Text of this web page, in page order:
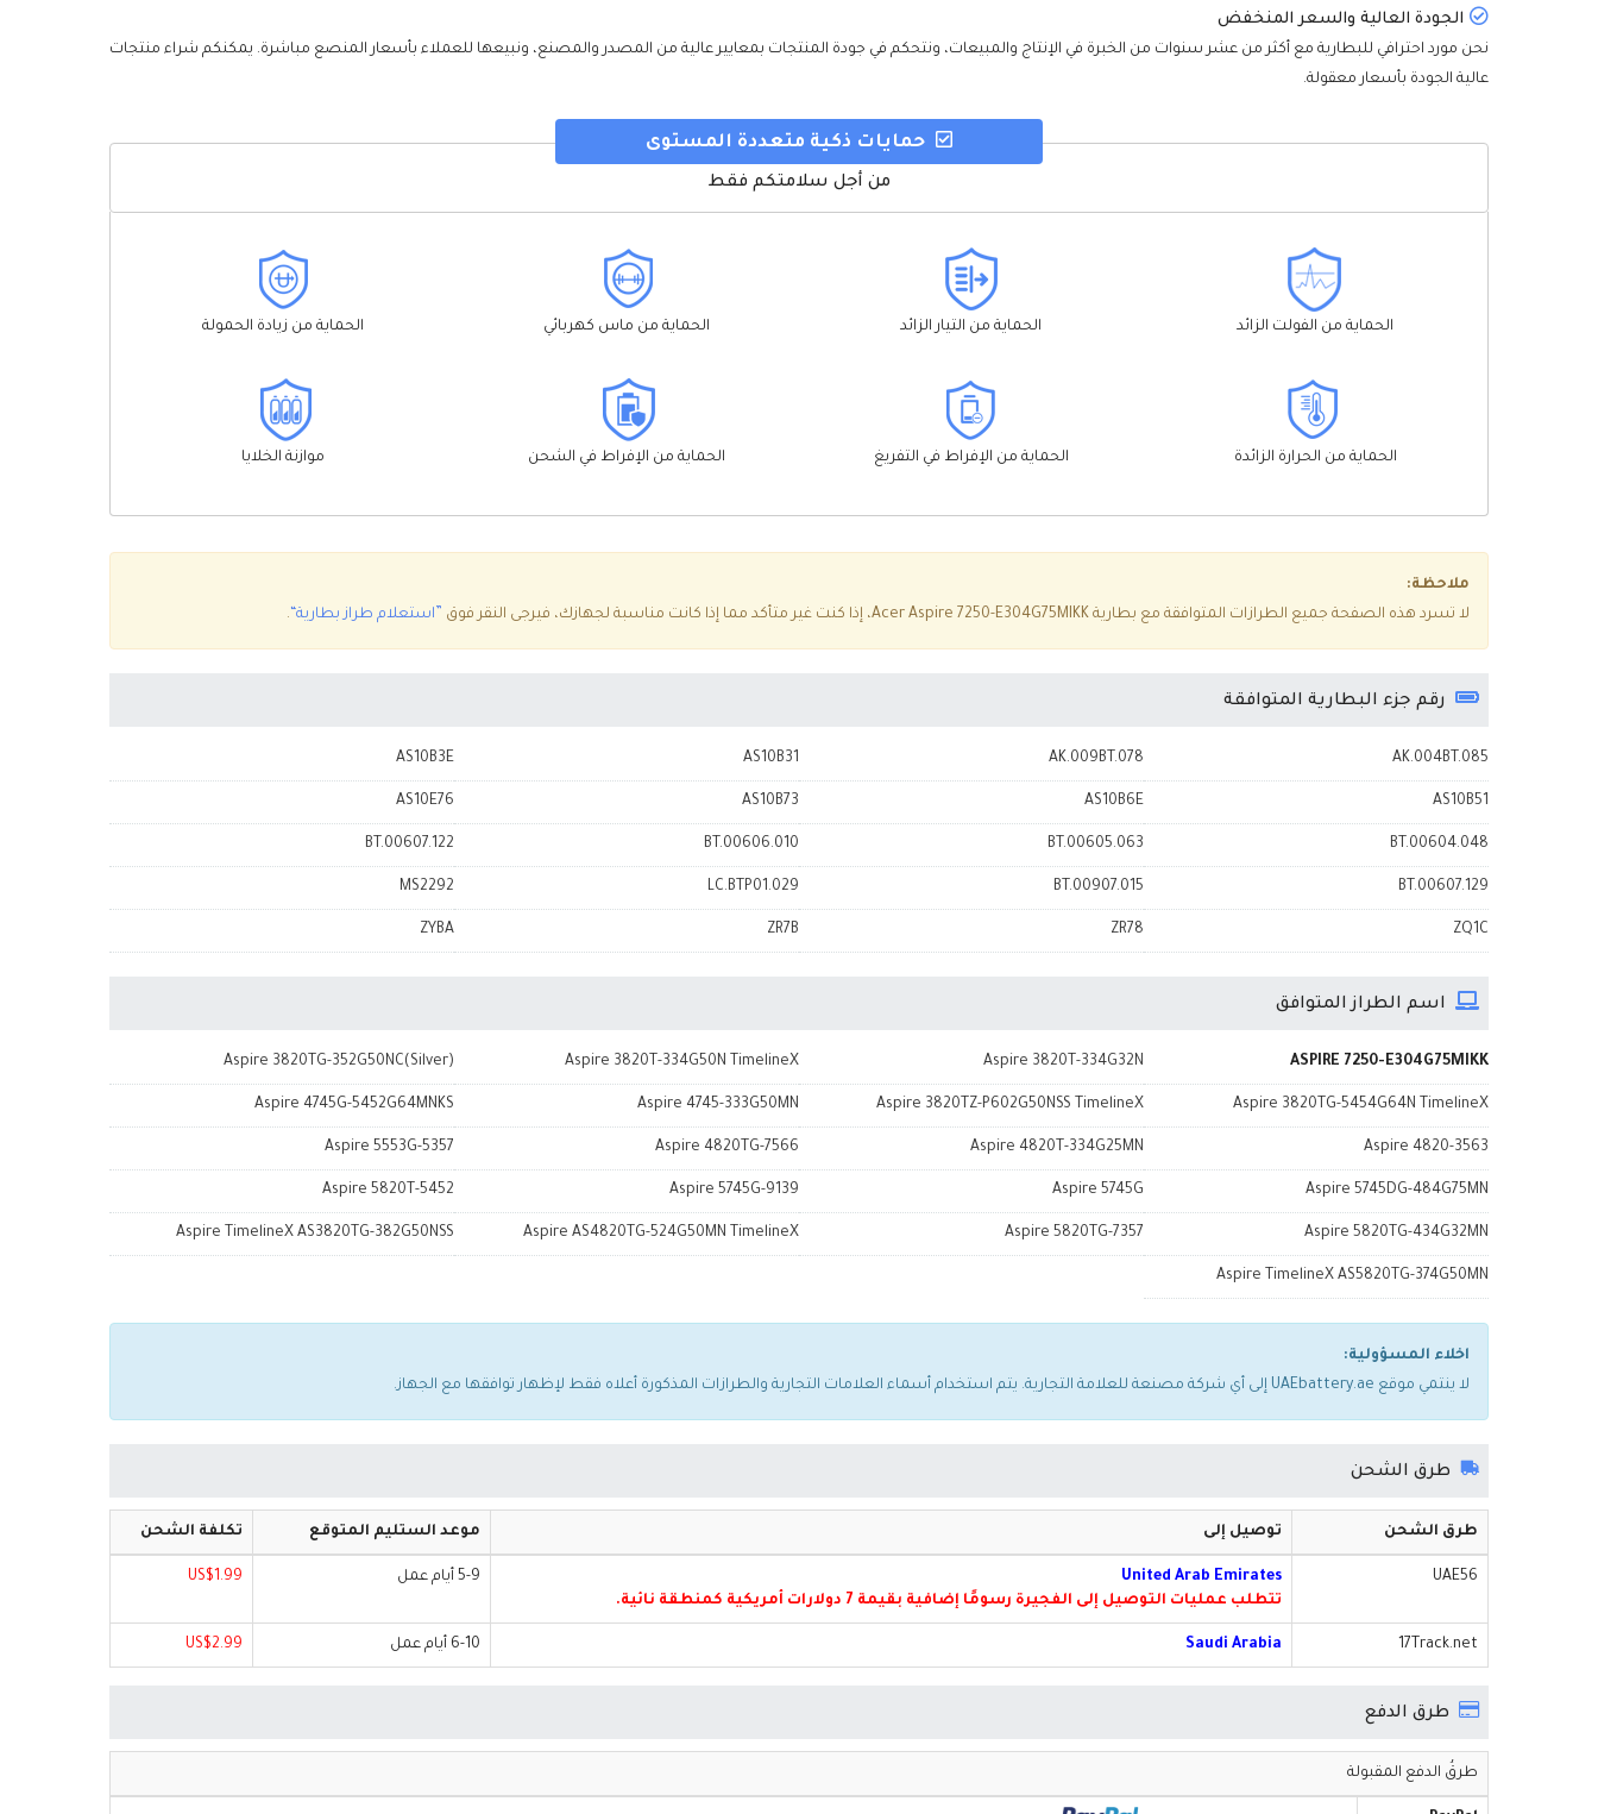
الجودة العالية والسعر المنخفض
نحن مورد احترافي للبطارية مع أكثر من عشر سنوات من الخبرة في الإنتاج والمبيعات، ونتحكم في جودة المنتجات بمعايير عالية من المصدر والمصنع، ونبيعها للعملاء بأسعار المنصع مباشرة. يمكنكم شراء منتجات
عالية الجودة بأسعار معقولة.
حمايات ذكية متعددة المستوى
من أجل سلامتكم فقط
الحماية من الفولت الزائد الحماية من التيار الزائد الحماية من ماس كهربائي الحماية من زيادة الحمولة
الحماية من الحرارة الزائدة الحماية من الإفراط في التفريغ الحماية من الإفراط في الشحن موازنة الخلايا
ملاحظة:
لا تسرد هذه الصفحة جميع الطرازات المتوافقة مع بطارية Acer Aspire 7250-E304G75MIKK، إذا كنت غير متأكد مما إذا كانت مناسبة لجهازك، فيرجى النقر فوق
”استعلام طراز بطارية“ .
رقم جزء البطارية المتوافقة
AK.004BT.085
AK.009BT.078
AS10B31
AS10B3E
AS10B51
AS10B6E
AS10B73
AS10E76
BT.00604.048
BT.00605.063
BT.00606.010
BT.00607.122
BT.00607.129
BT.00907.015
LC.BTP01.029
MS2292
ZQ1C
ZR78
ZR7B
ZYBA
اسم الطراز المتوافق
ASPIRE 7250-E304G75MIKK
Aspire 3820T-334G32N
Aspire 3820T-334G50N TimelineX
Aspire 3820TG-352G50NC(Silver)
Aspire 3820TG-5454G64N TimelineX
Aspire 3820TZ-P602G50NSS TimelineX
Aspire 4745-333G50MN
Aspire 4745G-5452G64MNKS
Aspire 4820-3563
Aspire 4820T-334G25MN
Aspire 4820TG-7566
Aspire 5553G-5357
Aspire 5745DG-484G75MN
Aspire 5745G
Aspire 5745G-9139
Aspire 5820T-5452
Aspire 5820TG-434G32MN
Aspire 5820TG-7357
Aspire AS4820TG-524G50MN TimelineX
Aspire TimelineX AS3820TG-382G50NSS
Aspire TimelineX AS5820TG-374G50MN
اخلاء المسؤولية:
لا ينتمي موقع UAEbattery.ae إلى أي شركة مصنعة للعلامة التجارية. يتم استخدام أسماء العلامات التجارية والطرازات المذكورة أعلاه فقط لإظهار توافقها مع الجهاز.
طرق الشحن
طرق الشحن توصيل إلى موعد الستليم المتوقع تكلفة الشحن
UAE56
United Arab Emirates
تتطلب عمليات التوصيل إلى الفجيرة رسومًا إضافية بقيمة 7 دولارات أمريكية كمنطقة نائية.
5-9 أيام عمل US$1.99
17Track.net
Saudi Arabia 6-10 أيام عمل US$2.99
طرق الدفع
طرقُ الدفع المقبولة